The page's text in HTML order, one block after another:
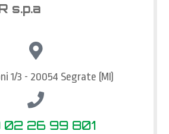
s.p.a
1/3 - 20054 Segrate (MI)
02 26 99 801